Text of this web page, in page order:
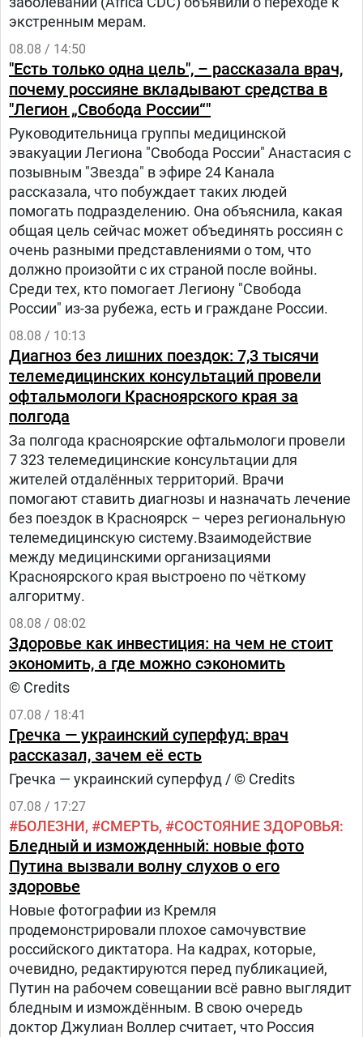
экстренным мерам.
08.08 / 14:50
"Есть только одна цель", – рассказала врач,
почему россияне вкладывают средства в
"Легион „Свобода России“"
Руководительница группы медицинской
эвакуации Легиона "Свобода России" Анастасия с
позывным "Звезда" в эфире 24 Канала
рассказала, что побуждает таких людей
помогать подразделению. Она объяснила, какая
общая цель сейчас может объединять россиян с
очень разными представлениями о том, что
должно произойти с их страной после войны.
Среди тех, кто помогает Легиону "Свобода
России" из-за рубежа, есть и граждане России.
08.08 / 10:13
Диагноз без лишних поездок: 7,3 тысячи
телемедицинских консультаций провели
офтальмологи Красноярского края за
полгода
За полгода красноярские офтальмологи провели
7 323 телемедицинские консультации для
жителей отдалённых территорий. Врачи
помогают ставить диагнозы и назначать лечение
без поездок в Красноярск – через региональную
телемедицинскую систему.Взаимодействие
между медицинскими организациями
Красноярского края выстроено по чёткому
алгоритму.
08.08 / 08:02
Здоровье как инвестиция: на чем не стоит
экономить, а где можно сэкономить
© Credits
07.08 / 18:41
Гречка — украинский суперфуд: врач
рассказал, зачем её есть
Гречка — украинский суперфуд / © Credits
07.08 / 17:27
БОЛЕЗНИ СМЕРТЬ СОСТОЯНИЕ ЗДОРОВЬЯ
Бледный и изможденный: новые фото
Путина вызвали волну слухов о его
здоровье
Новые фотографии из Кремля
продемонстрировали плохое самочувствие
российского диктатора. На кадрах, которые,
очевидно, редактируются перед публикацией,
Путин на рабочем совещании всё равно выглядит
бледным и измождённым. В свою очередь
доктор Джулиан Воллер считает, что Россия